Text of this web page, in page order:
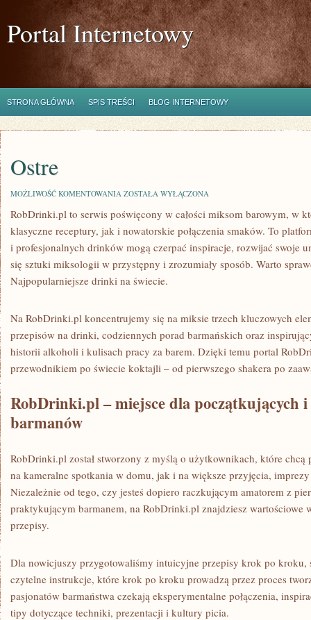
Portal Internetowy
STRONA GŁÓWNA SPIS TREŚCI BLOG INTERNETOWY
Ostre
MOŻLIWOŚĆ KOMENTOWANIA OSTRE
ZOSTAŁA WYŁĄCZONA
RobDrinki.pl to serwis poświęcony w całości miksom barowym, w
klasyczne receptury, jak i nowatorskie połączenia smaków. To
i profesjonalnych drinków mogą czerpać inspiracje, rozwijać swoje
się sztuki miksologii w przystępny i zrozumiały sposób. Warto
Najpopularniejsze drinki na świecie.
Na RobDrinki.pl koncentrujemy się na miksie trzech kluczowych
przepisów na drinki, codziennych porad barmańskich oraz
historii alkoholi i kulisach pracy za barem. Dzięki temu portal
przewodnikiem po świecie koktajli – od pierwszego shakera po
RobDrinki.pl – miejsce dla początkujących i
barmanów
RobDrinki.pl został stworzony z myślą o użytkownikach, które
na kameralne spotkania w domu, jak i na większe przyjęcia,
Niezależnie od tego, czy jesteś dopiero raczkującym amatorem z
praktykującym barmanem, na RobDrinki.pl znajdziesz wartościowe
przepisy.
Dla nowicjuszy przygotowaliśmy intuicyjne przepisy krok po kroku,
czytelne instrukcje, które krok po kroku prowadzą przez proces
pasjonatów barmaństwa czekają eksperymentalne połączenia,
tipy dotyczące techniki, prezentacji i kultury picia.